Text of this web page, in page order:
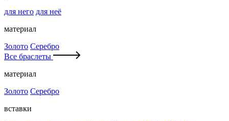
для него для неё
материал
Золото Серебро
Все браслеты
материал
Золото Серебро
вставки